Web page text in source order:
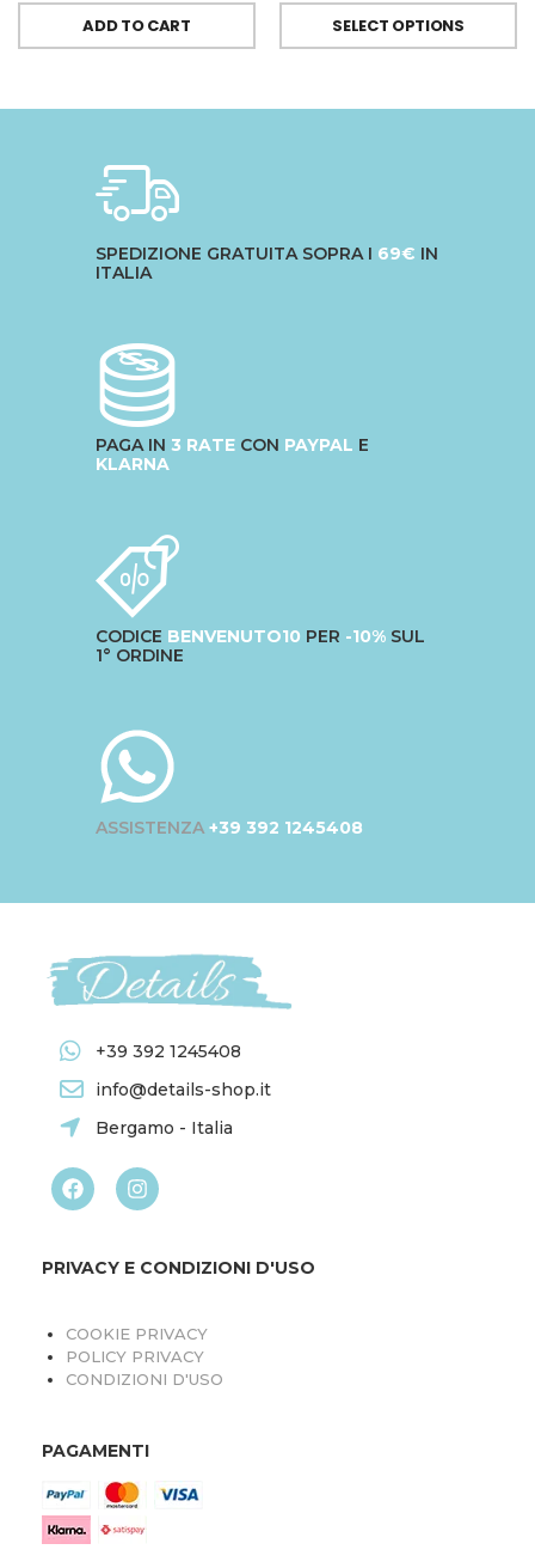
ADD TO CART SELECT OPTIONS
SPEDIZIONE GRATUITA SOPRA I 69€ IN
ITALIA
PAGA IN 3 RATE CON PAYPAL E
KLARNA
CODICE BENVENUTO10 PER -10% SUL
1° ORDINE
ASSISTENZA +39 392 1245408
+39 392 1245408
info@details-shop.it
Bergamo - Italia
PRIVACY E CONDIZIONI D'USO
COOKIE PRIVACY
POLICY PRIVACY
CONDIZIONI D'USO
PAGAMENTI